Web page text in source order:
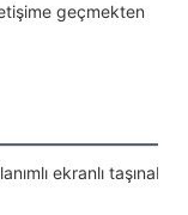
ekranlı